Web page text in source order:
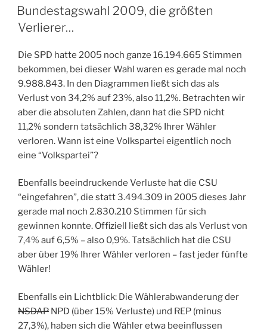
AM
Bundestagswahl 2009, die größten
Verlierer…
Die SPD hatte 2005 noch ganze 16.194.665 Stimmen
bekommen, bei dieser Wahl waren es gerade mal noch
9.988.843. In den Diagrammen ließt sich das als
Verlust von 34,2% auf 23%, also 11,2%. Betrachten wir
aber die absoluten Zahlen, dann hat die SPD nicht
11,2% sondern tatsächlich 38,32% Ihrer Wähler
verloren. Wann ist eine Volkspartei eigentlich noch
eine “Volkspartei”?
Ebenfalls beeindruckende Verluste hat die CSU
“eingefahren”, die statt 3.494.309 in 2005 dieses Jahr
gerade mal noch 2.830.210 Stimmen für sich
gewinnen konnte. Offiziell ließt sich das als Verlust von
7,4% auf 6,5% – also 0,9%. Tatsächlich hat die CSU
aber über 19% Ihrer Wähler verloren – fast jeder fünfte
Wähler!
Ebenfalls ein Lichtblick: Die Wählerabwanderung der
NSDAP NPD (über 15% Verluste) und REP (minus
27,3%), haben sich die Wähler etwa beeinflussen